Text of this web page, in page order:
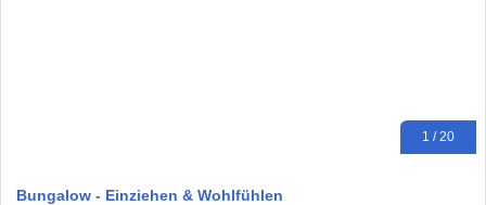
1 / 20
Bungalow - Einziehen & Wohlfühlen